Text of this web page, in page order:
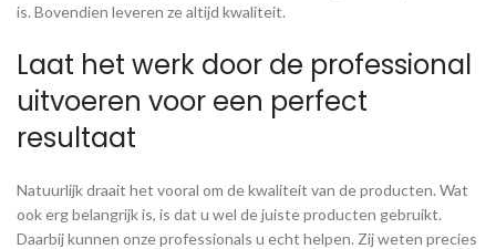
is. Bovendien leveren ze altijd kwaliteit.
Laat het werk door de professional
uitvoeren voor een perfect
resultaat
Natuurlijk draait het vooral om de kwaliteit van de producten. Wat
ook erg belangrijk is, is dat u wel de juiste producten gebruikt.
Daarbij kunnen onze professionals u echt helpen. Zij weten precies